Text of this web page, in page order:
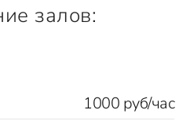
залов:
1000 руб/час